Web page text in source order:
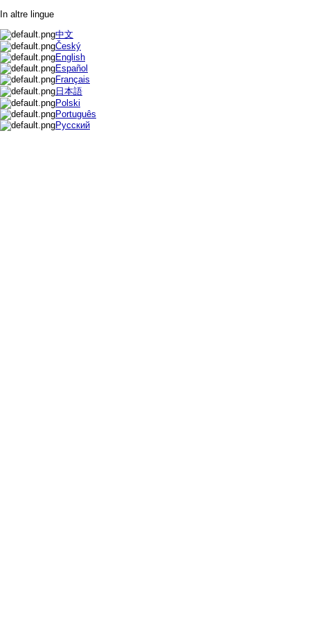
In altre lingue
中文
Český
English
Español
Français
日本語
Polski
Português
Русский